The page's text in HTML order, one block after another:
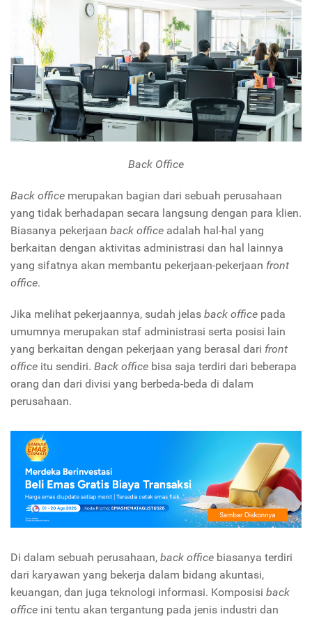
Back Office
Back office merupakan bagian dari sebuah perusahaan
yang tidak berhadapan secara langsung dengan para klien.
Biasanya pekerjaan back office adalah hal-hal yang
berkaitan dengan aktivitas administrasi dan hal lainnya
yang sifatnya akan membantu pekerjaan-pekerjaan front
office.
Jika melihat pekerjaannya, sudah jelas back office pada
umumnya merupakan staf administrasi serta posisi lain
yang berkaitan dengan pekerjaan yang berasal dari front
office itu sendiri. Back office bisa saja terdiri dari beberapa
orang dan dari divisi yang berbeda-beda di dalam
perusahaan.
Di dalam sebuah perusahaan, back office biasanya terdiri
dari karyawan yang bekerja dalam bidang akuntasi,
keuangan, dan juga teknologi informasi. Komposisi back
office ini tentu akan tergantung pada jenis industri dan